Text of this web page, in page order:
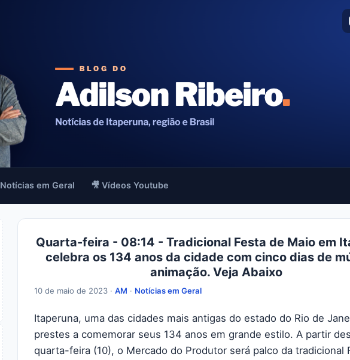
Notícias em Geral 🎥 Vídeos Youtube
Quarta-feira - 08:14 - Tradicional Festa de Maio em
celebra os 134 anos da cidade com cinco dias de
animação. Veja Abaixo
10 de maio de 2023 ·AM · Notícias em Geral
Itaperuna, uma das cidades mais antigas do estado do Rio de
prestes a comemorar seus 134 anos em grande estilo. A partir
quarta-feira (10), o Mercado do Produtor será palco da tradicional